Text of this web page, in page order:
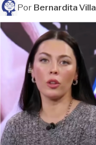
PorBernardita Villa